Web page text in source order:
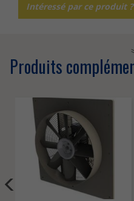
Intéressé par ce produit ?
Produits